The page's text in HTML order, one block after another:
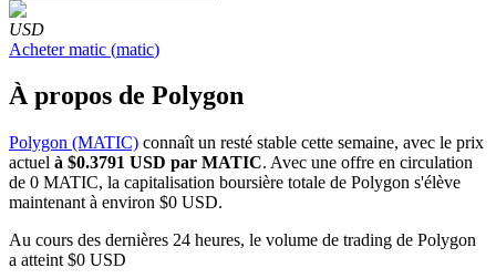
Futures COIN-M
Contrats à terme sur crypto-monnaie
USD
Acheter matic (matic)
À propos de Polygon
Polygon (MATIC) connaît un resté stable cette semaine, avec le prix
actuel à $0.3791 USD par MATIC. Avec une offre en circulation
de 0 MATIC, la capitalisation boursière totale de Polygon s'élève
maintenant à environ $0 USD.
Au cours des dernières 24 heures, le volume de trading de Polygon
a atteint $0 USD